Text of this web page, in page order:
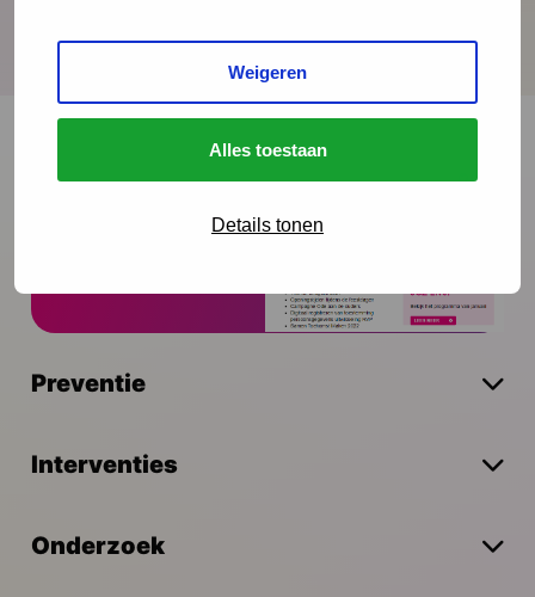
Weigeren
Alles toestaan
Details tonen
Preventie
Interventies
Onderzoek